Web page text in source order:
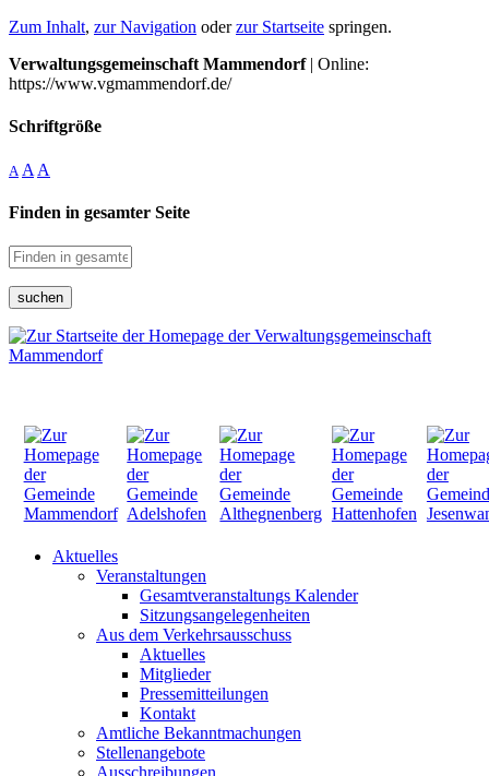
Zum Inhalt, zur Navigation oderzur Startseite springen.
Verwaltungsgemeinschaft Mammendorf| Online:
https://www.vgmammendorf.de/
Schriftgröße
A A A
Finden in gesamter Seite
suchen
Aktuelles
Veranstaltungen
Gesamtveranstaltungs Kalender
Sitzungsangelegenheiten
Aus dem Verkehrsausschuss
Aktuelles
Mitglieder
Pressemitteilungen
Kontakt
Amtliche Bekanntmachungen
Stellenangebote
Ausschreibungen